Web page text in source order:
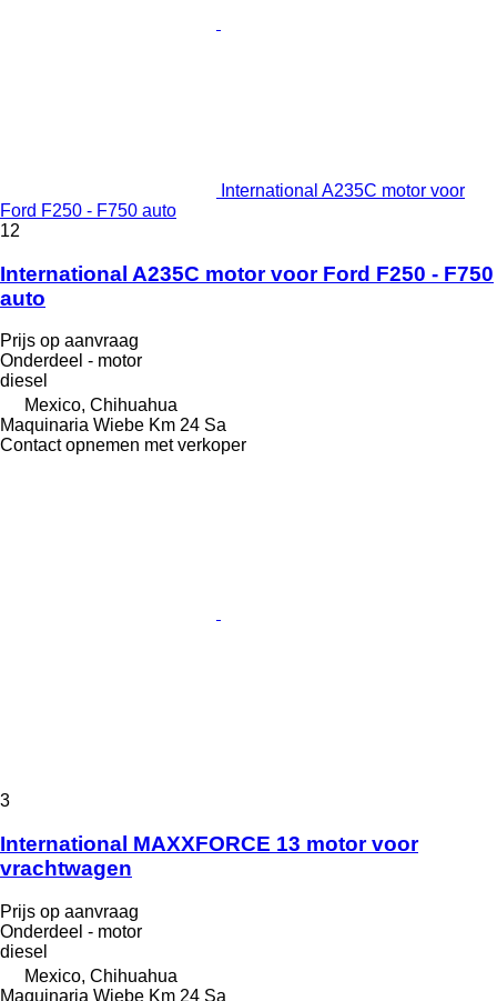
International A235C motor voor
Ford F250 - F750 auto
12
International A235C motor voor Ford F250 - F750
auto
Prijs op aanvraag
Onderdeel - motor
diesel
Mexico, Chihuahua
Maquinaria Wiebe Km 24 Sa
Contact opnemen met verkoper
3
International MAXXFORCE 13 motor voor
vrachtwagen
Prijs op aanvraag
Onderdeel - motor
diesel
Mexico, Chihuahua
Maquinaria Wiebe Km 24 Sa